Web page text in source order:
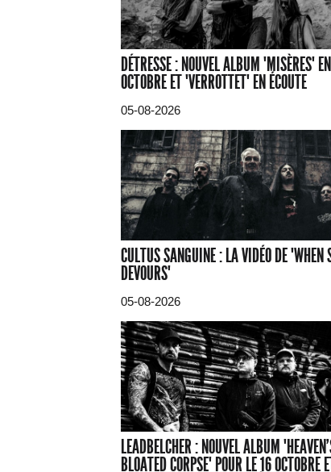
DÉTRESSE : NOUVEL ALBUM "MISÈRES" EN
OCTOBRE ET "VERROTTET" EN ÉCOUTE
05-08-2026
CULTUS SANGUINE : LA VIDÉO DE "WHEN
DEVOURS"
05-08-2026
LEADBELCHER : NOUVEL ALBUM
BLOATED CORPSE" POUR LE 16 OCTOBRE